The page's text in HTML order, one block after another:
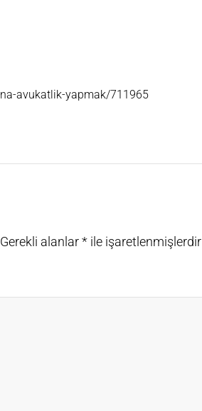
avukatlik-yapmak/711965
Gerekli alanlar* ile işaretlenmişlerdir